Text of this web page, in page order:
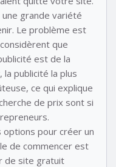
grande variété
Le problème est
que
est de la
la publicité la plus
ce qui explique
de prix sont si
pour créer un
de commencer est
de site gratuit